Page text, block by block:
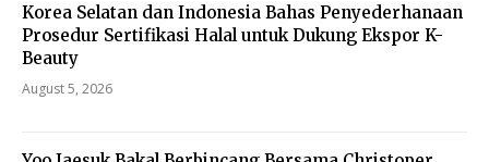
Korea Selatan dan Indonesia Bahas Penyederhanaan
Prosedur Sertifikasi Halal untuk Dukung Ekspor K-
Beauty
August 5, 2026